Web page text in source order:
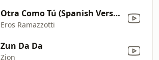
Otra Como Tú (Spanish Version of "Un'Altra Te")
Eros Ramazzotti
Zun Da Da
Zion